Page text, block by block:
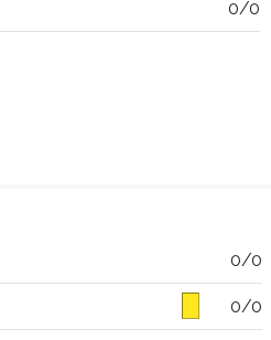
0/0
0/0
0/0